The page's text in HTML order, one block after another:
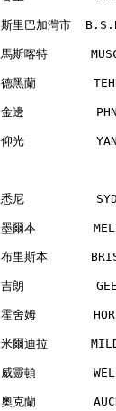
斯里巴加灣市
馬斯喀特
德黑蘭
金邊
仰光
悉尼
墨爾本
布里斯本
吉朗
霍舍姆
米爾迪拉
威靈頓
奧克蘭